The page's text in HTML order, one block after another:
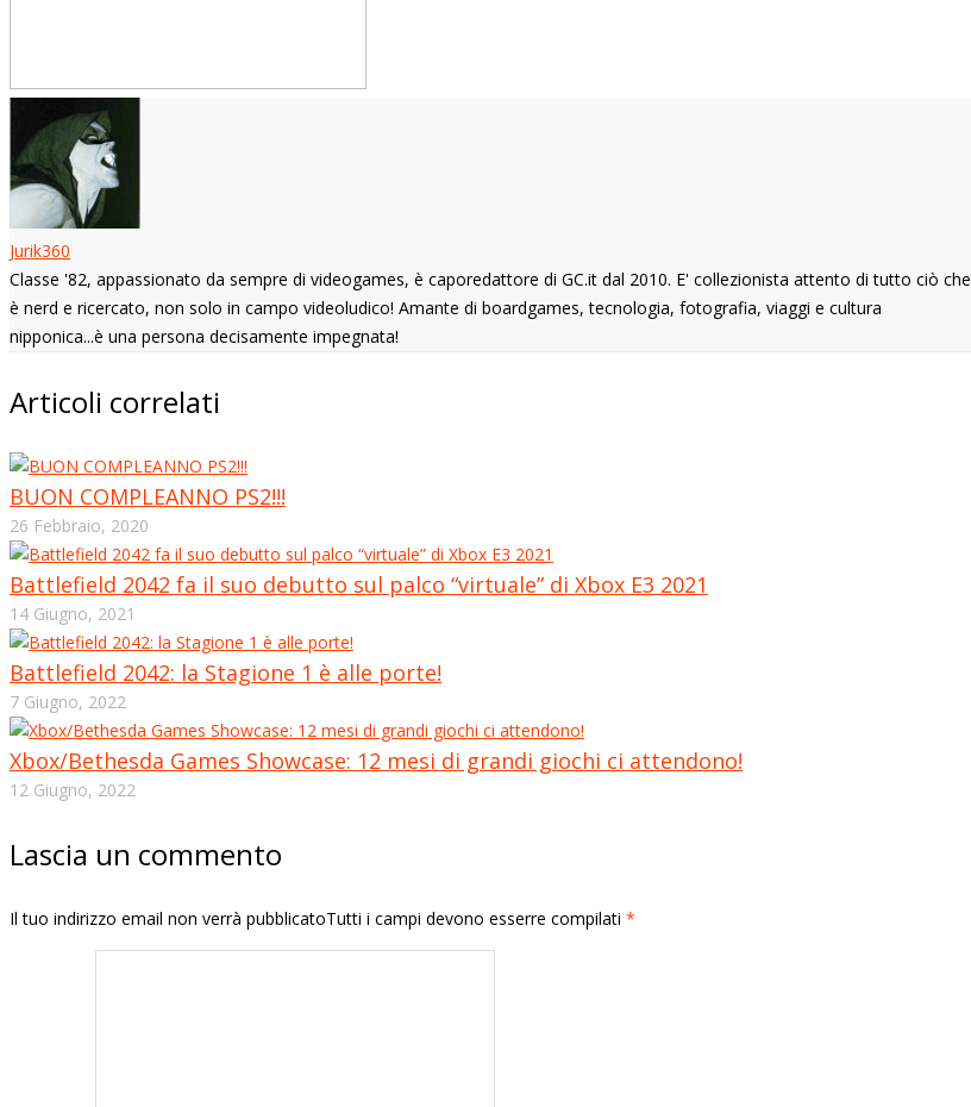
Jurik360
Classe '82, appassionato da sempre di videogames, è caporedattore di GC.it dal 2010. E' collezionista attento di tutto ciò che
è nerd e ricercato, non solo in campo videoludico! Amante di boardgames, tecnologia, fotografia, viaggi e cultura
nipponica...è una persona decisamente impegnata!
Articoli correlati
BUON COMPLEANNO PS2!!!
26 Febbraio, 2020
Battlefield 2042 fa il suo debutto sul palco “virtuale” di Xbox E3 2021
14 Giugno, 2021
Battlefield 2042: la Stagione 1 è alle porte!
7 Giugno, 2022
Xbox/Bethesda Games Showcase: 12 mesi di grandi giochi ci attendono!
12 Giugno, 2022
Lascia un commento
Il tuo indirizzo email non verrà pubblicatoTutti i campi devono esserre compilati *